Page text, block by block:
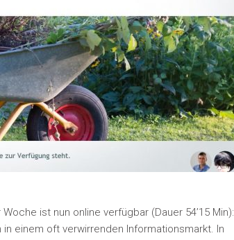
ist nun online verfügbar (Dauer 54’15 Min):
einem oft verwirrenden Informationsmarkt. In